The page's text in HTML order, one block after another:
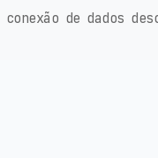
conexão de dados